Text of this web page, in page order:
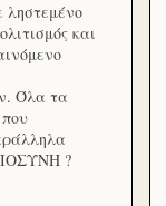
ληστεμένο
και
Όλα τα
που
?